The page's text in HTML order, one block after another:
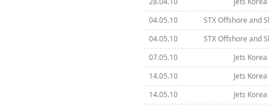
04.05.10
STX Offshore and
04.05.10
STX Offshore and
07.05.10
Jets
14.05.10
Jets
14.05.10
Jets